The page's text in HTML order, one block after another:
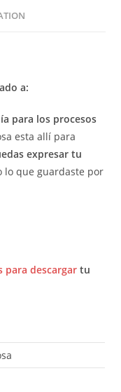
a:
para los procesos
esta allí para
expresar tu
lo que guardaste por
para descargar tu